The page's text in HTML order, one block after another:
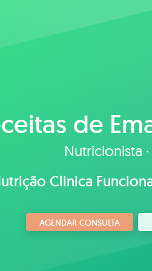
de
Nutricionista
Clinica
AGENDAR CONSULTA